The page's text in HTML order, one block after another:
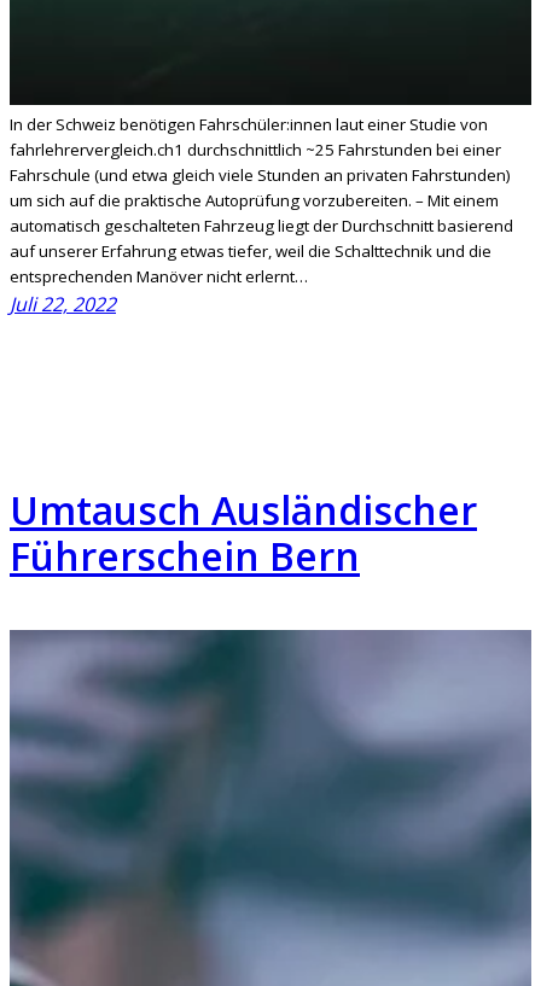
In der Schweiz benötigen Fahrschüler:innen laut einer Studie von
fahrlehrervergleich.ch1 durchschnittlich ~25 Fahrstunden bei einer
Fahrschule (und etwa gleich viele Stunden an privaten Fahrstunden)
um sich auf die praktische Autoprüfung vorzubereiten. – Mit einem
automatisch geschalteten Fahrzeug liegt der Durchschnitt basierend
auf unserer Erfahrung etwas tiefer, weil die Schalttechnik und die
entsprechenden Manöver nicht erlernt…
Juli 22, 2022
Umtausch Ausländischer
Führerschein Bern